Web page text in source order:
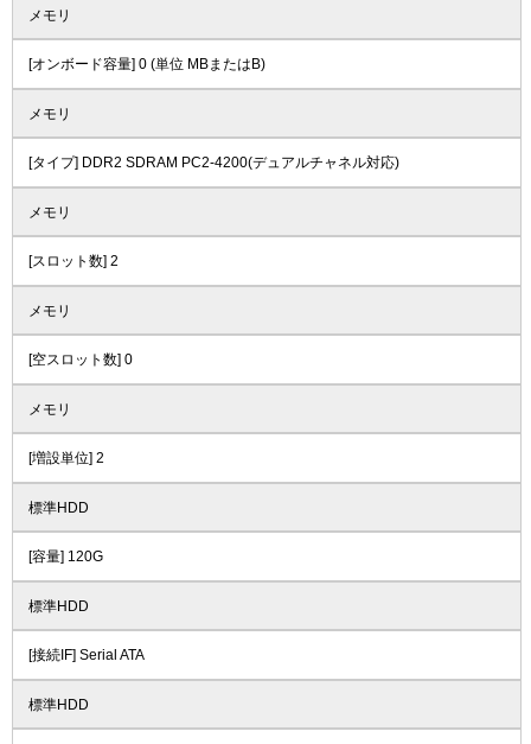
メモリ
[オンボード容量] 0 (単位 MBまたはB)
メモリ
[タイプ] DDR2 SDRAM PC2-4200(デュアルチャネル対応)
メモリ
[スロット数] 2
メモリ
[空スロット数] 0
メモリ
[増設単位] 2
標準HDD
[容量] 120G
標準HDD
[接続IF] Serial ATA
標準HDD